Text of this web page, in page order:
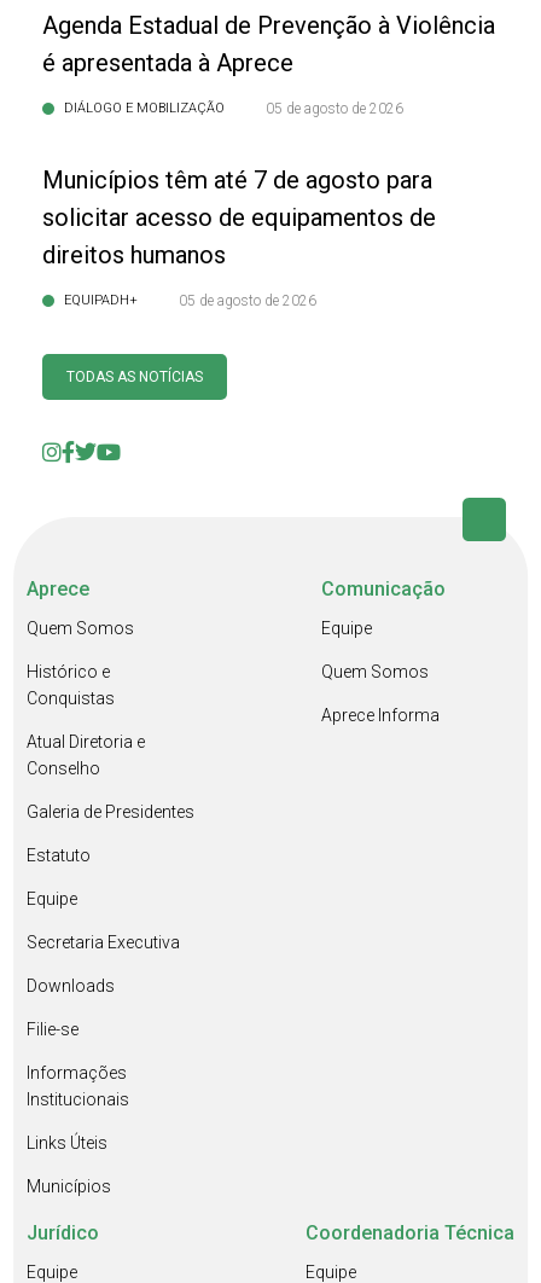
Agenda Estadual de Prevenção à Violência
é apresentada à Aprece
DIÁLOGO E MOBILIZAÇÃO 05 de agosto de 2026
Municípios têm até 7 de agosto para
solicitar acesso de equipamentos de
direitos humanos
EQUIPADH+ 05 de agosto de 2026
TODAS AS NOTÍCIAS
Aprece
Quem Somos
Histórico e
Conquistas
Atual Diretoria e
Conselho
Galeria de Presidentes
Estatuto
Equipe
Secretaria Executiva
Downloads
Filie-se
Informações
Institucionais
Links Úteis
Municípios
Comunicação
Equipe
Quem Somos
Aprece Informa
Jurídico
Equipe
Coordenadoria Técnica
Equipe